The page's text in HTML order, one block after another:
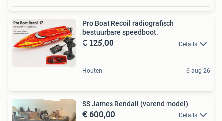
Pro Boat Recoil radiografisch
bestuurbare speedboot.
€ 125,00 Details
Houten 6 aug 26
SS James Rendall (varend model)
€ 600,00 Details